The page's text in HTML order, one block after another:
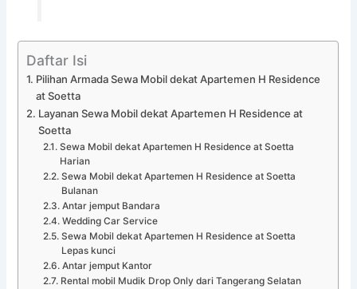
Daftar Isi
Pilihan Armada Sewa Mobil dekat Apartemen H Residence
at Soetta
Layanan Sewa Mobil dekat Apartemen H Residence at
Soetta
Sewa Mobil dekat Apartemen H Residence at Soetta
Harian
Sewa Mobil dekat Apartemen H Residence at Soetta
Bulanan
Antar jemput Bandara
Wedding Car Service
Sewa Mobil dekat Apartemen H Residence at Soetta
Lepas kunci
Antar jemput Kantor
Rental mobil Mudik Drop Only dari Tangerang Selatan